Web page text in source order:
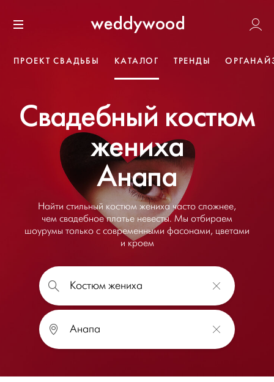
к содержанию
Weddywood
ПРОЕКТ СВАДЬБЫ КАТАЛОГ ТРЕНДЫ
Свадебный костюм
жениха
Анапа
Найти стильный костюм жениха часто сложнее,
чем свадебное платье невесты. Мы отбираем
шоурумы только с современными фасонами, цветами
и кроем